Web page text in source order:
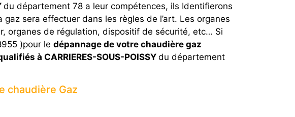
du département 78 a leur compétences, ils Identifierons
sera effectuer dans les règles de l’art. Les organes
organes de régulation, dispositif de sécurité, etc… Si
)pour le dépannage de votre chaudière gaz
à CARRIERES-SOUS-POISSY du département
chaudière Gaz